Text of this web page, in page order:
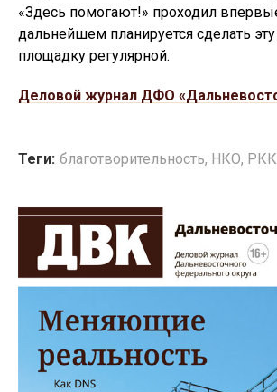
«Здесь помогают!» проходил
дальнейшем планируется сделать
площадку регулярной.
Деловой журнал ДФО
Теги: благотворительность, НКО, РКК